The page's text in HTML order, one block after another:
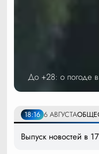
До +28: о погоде в
18:16 6 АВГУСТА
Выпуск новостей в